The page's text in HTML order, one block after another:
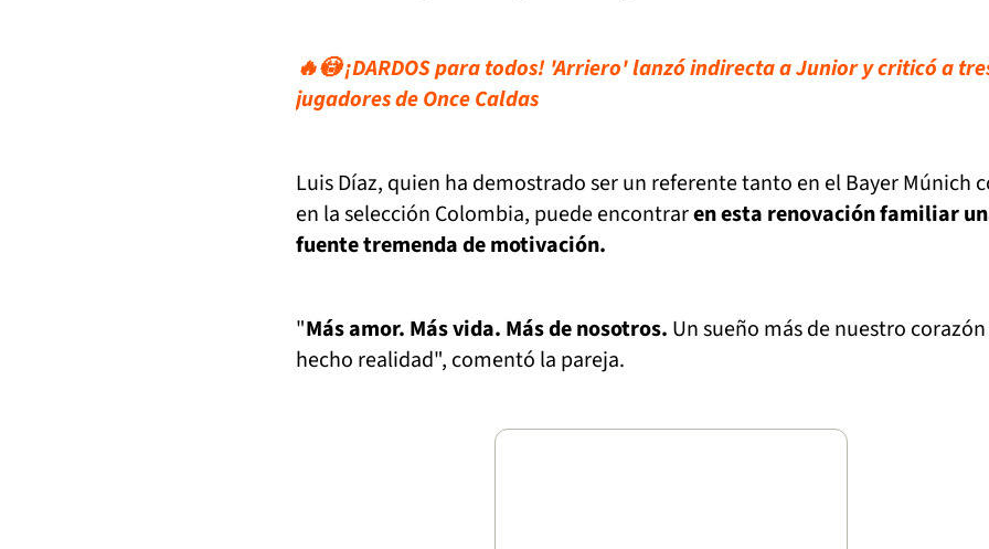
🔥😳 ¡DARDOS para todos! 'Arriero' lanzó indirecta a Junior y criticó a
jugadores de Once Caldas
Luis Díaz, quien ha demostrado ser un referente tanto en el Bayer Múnich
en la selección Colombia, puede encontraren esta renovación familiar
fuente tremenda de motivación.
"Más amor. Más vida. Más de nosotros. Un sueño más de nuestro corazón
hecho realidad", comentó la pareja.